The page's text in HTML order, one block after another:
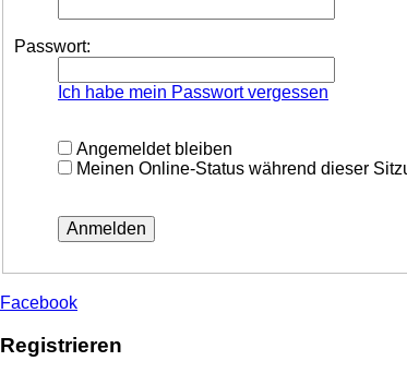
Passwort:
Ich habe mein Passwort vergessen
Angemeldet bleiben
Meinen Online-Status während dieser
Facebook
Registrieren